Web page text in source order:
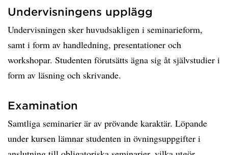
Undervisningens upplägg
Undervisningen sker huvudsakligen i seminarieform,
samt i form av handledning, presentationer och
workshopar. Studenten förutsätts ägna sig åt självstudier i
form av läsning och skrivande.
Examination
Samtliga seminarier är av prövande karaktär. Löpande
under kursen lämnar studenten in övningsuppgifter i